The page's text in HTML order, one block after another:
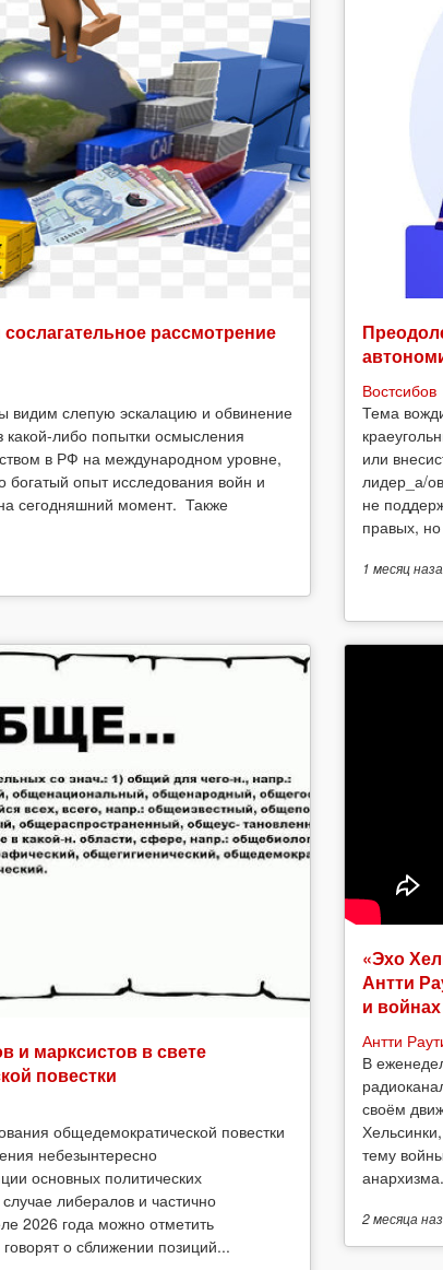
рассмотрение
видим слепую эскалацию и обвинение
какой-либо попытки осмысления
в РФ на международном уровне,
богатый опыт исследования войн и
сегодняшний момент. Также
Востсибов
Тема
или
лидер_а/
не
правых,
1 месяц
и марксистов в свете
повестки
общедемократической повестки
небезынтересно
основных политических
либералов и частично
2026 года можно отметить
о сближении позиций...
«Эхо
Антти
и войнах
Антти
В
своём
тему
2 месяца